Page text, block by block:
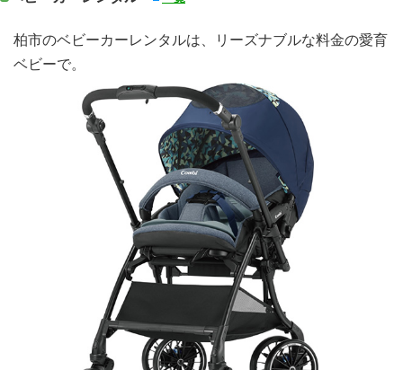
柏市のベビーカーレンタルは、リーズナブルな料金の愛育
ベビーで。